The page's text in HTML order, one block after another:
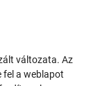
változata. Az
fel a weblapot